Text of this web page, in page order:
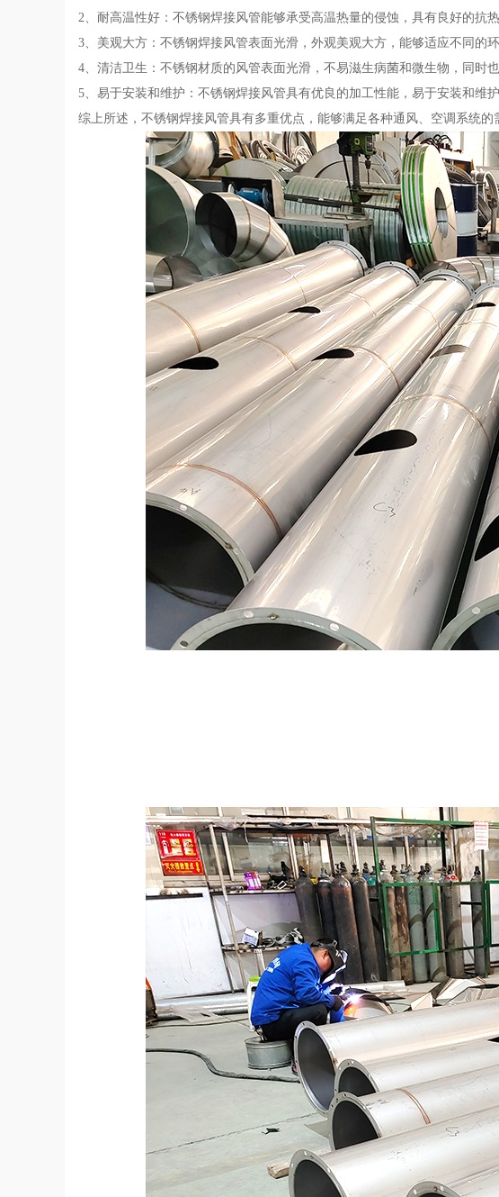
2、耐高温性好：不锈钢焊接风管能够承受高温热量的侵蚀，具有良好的抗
3、美观大方：不锈钢焊接风管表面光滑，外观美观大方，能够适应不同的
4、清洁卫生：不锈钢材质的风管表面光滑，不易滋生病菌和微生物，同时
5、易于安装和维护：不锈钢焊接风管具有优良的加工性能，易于安装和维
综上所述，不锈钢焊接风管具有多重优点，能够满足各种通风、空调系统